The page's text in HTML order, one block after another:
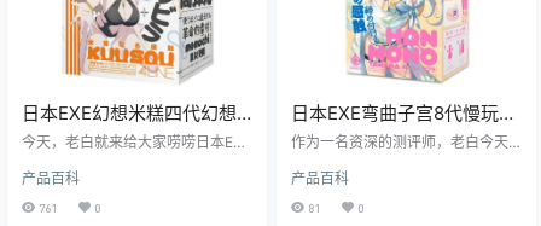
日本EXE幻想米糕四代幻想
狐娘（巫女白瓷）超柔软慢
今天，老白就来给大家唠唠日本EXE
女白瓷）飞机杯。这款飞机杯以其
独特的超柔软材质和二次元巫女白
瓷形象设计，在众多飞机杯中脱颖
产品百科
761 0
日本EXE弯曲子宫8代慢玩飞
机杯测评报告
作为一名资深的测评师，老白今天
的弯曲子宫8代飞机杯的详细测评。
这款产品以其独特的设计和出色的
体验，受到了众多玩家的喜爱。接
产品百科
81 0